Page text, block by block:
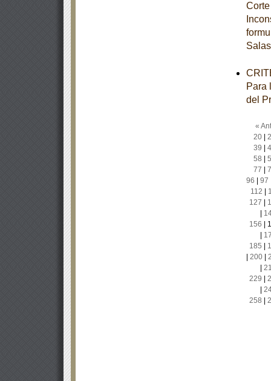
Para
del
«
20|
39
58
77
96
97
112
127
156
185
200|
229
258